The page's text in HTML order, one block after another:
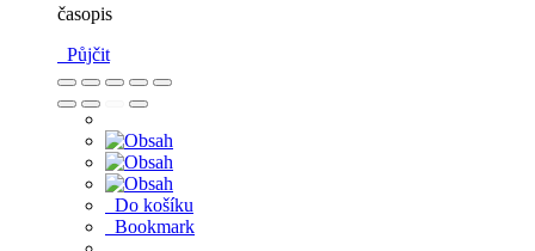
časopis
Půjčit
Do košíku
Bookmark